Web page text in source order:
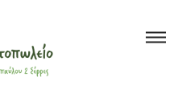
> Έλαια